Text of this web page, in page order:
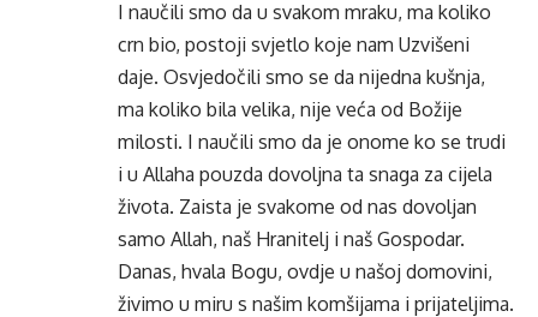
I naučili smo da u svakom mraku, ma koliko
crn bio, postoji svjetlo koje nam Uzvišeni
daje. Osvjedočili smo se da nijedna kušnja,
ma koliko bila velika, nije veća od Božije
milosti. I naučili smo da je onome ko se trudi
i u Allaha pouzda dovoljna ta snaga za cijela
života. Zaista je svakome od nas dovoljan
samo Allah, naš Hranitelj i naš Gospodar.
Danas, hvala Bogu, ovdje u našoj domovini,
živimo u miru s našim komšijama i prijateljima.